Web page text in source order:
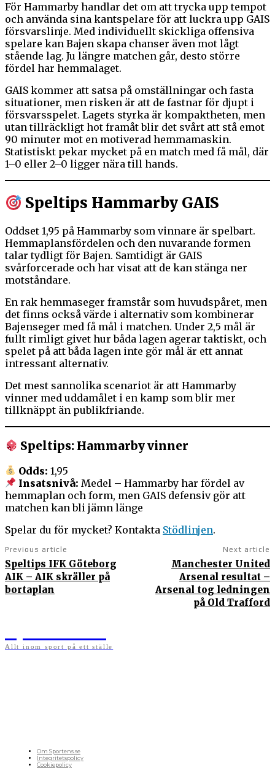
För Hammarby handlar det om att trycka upp tempot
och använda sina kantspelare för att luckra upp GAIS
försvarslinje. Med individuellt skickliga offensiva
spelare kan Bajen skapa chanser även mot lågt
stående lag. Ju längre matchen går, desto större
fördel har hemmalaget.
GAIS kommer att satsa på omställningar och fasta
situationer, men risken är att de fastnar för djupt i
försvarsspelet. Lagets styrka är kompaktheten, men
utan tillräckligt hot framåt blir det svårt att stå emot
90 minuter mot en motiverad hemmamaskin.
Statistiskt pekar mycket på en match med få mål, där
1–0 eller 2–0 ligger nära till hands.
Speltips Hammarby GAIS
Oddset 1,95 på Hammarby som vinnare är spelbart.
Hemmaplansfördelen och den nuvarande formen
talar tydligt för Bajen. Samtidigt är GAIS
svårforcerade och har visat att de kan stänga ner
motståndare.
En rak hemmaseger framstår som huvudspåret, men
det finns också värde i alternativ som kombinerar
Bajenseger med få mål i matchen. Under 2,5 mål är
fullt rimligt givet hur båda lagen agerar taktiskt, och
spelet på att båda lagen inte gör mål är ett annat
intressant alternativ.
Det mest sannolika scenariot är att Hammarby
vinner med uddamålet i en kamp som blir mer
tillknäppt än publikfriande.
Speltips: Hammarby vinner
Odds: 1,95
Insatsnivå: Medel – Hammarby har fördel av
hemmaplan och form, men GAIS defensiv gör att
matchen kan bli jämn länge
Spelar du för mycket? Kontakta Stödlinjen.
Previous article
Speltips IFK Göteborg
AIK – AIK skräller på
bortaplan
Next article
Manchester United
Arsenal resultat –
Arsenal tog ledningen
på Old Trafford
Allt inom sport på ett ställe
Om Sportens.se
Integritetspolicy
Cookiepolicy